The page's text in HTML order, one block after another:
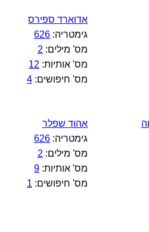
אדוארד ספירס
גימטריה: 626
מס' מילים: 2
מס' אותיות: 12
מס' חיפושים: 4
אהוד שפלר
גימטריה: 626
מס' מילים: 2
מס' אותיות: 9
מס' חיפושים: 1